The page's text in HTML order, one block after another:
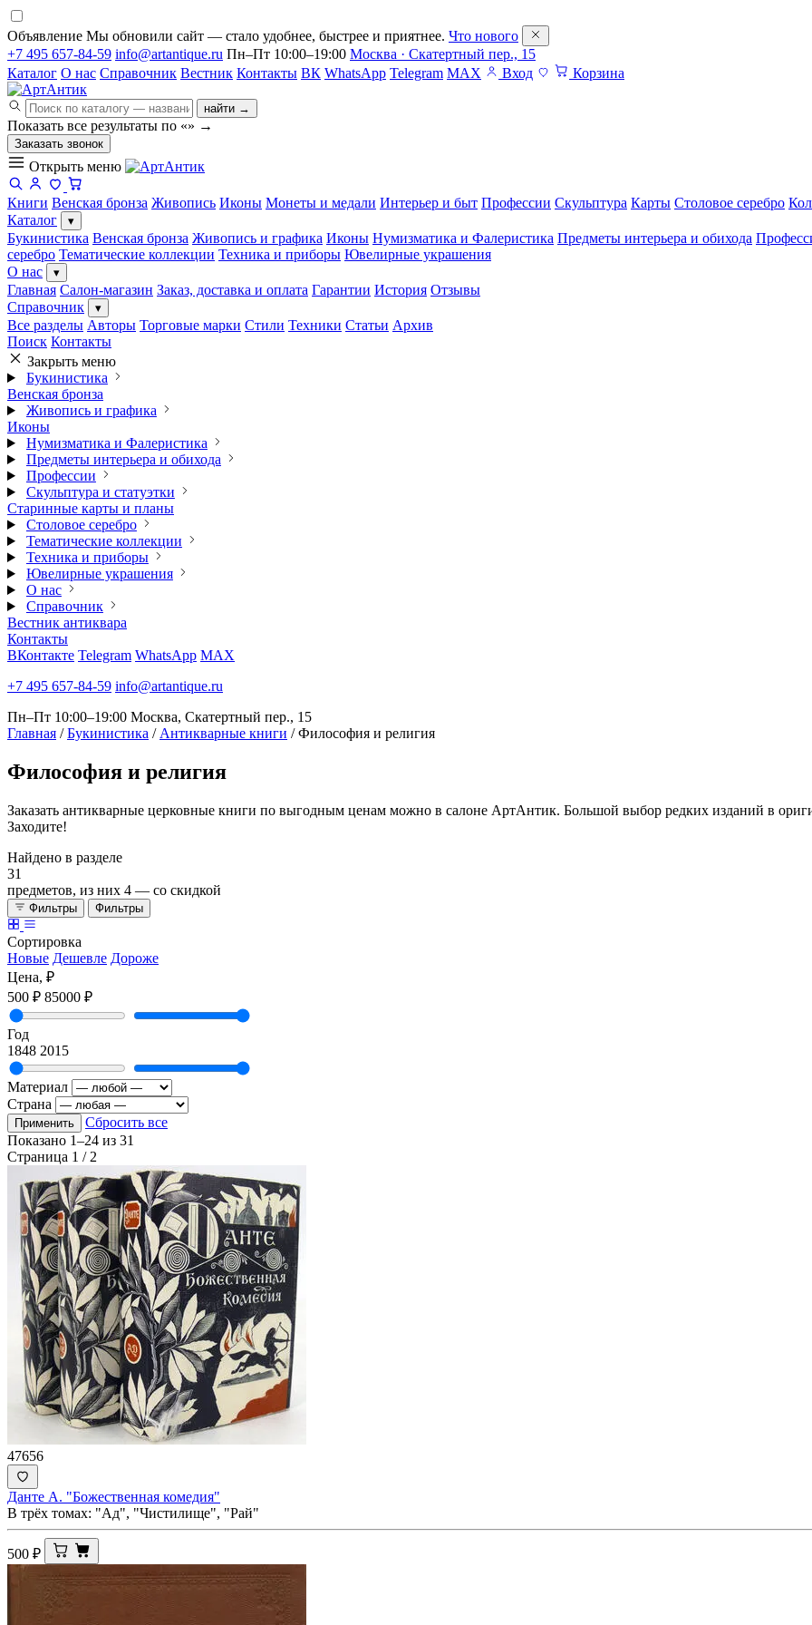
Объявление Мы обновили сайт — стало удобнее, быстрее и приятнее. Что нового
+7 495 657-84-59 info@artantique.ru Пн–Пт 10:00–19:00 Москва · Скатертный пер., 15
Каталог О нас Справочник Вестник Контакты ВК WhatsApp Telegram MAX Вход Корзина
найти →
Показать все результаты по «» →
Заказать звонок
Открыть меню
Книги Венская бронза Живопись Иконы Монеты и медали Интерьер и быт Профессии Скульптура Карты Столовое серебро
Каталог
▾
Букинистика Венская бронза Живопись и графика Иконы Нумизматика и Фалеристика Предметы интерьера и обихода
серебро Тематические коллекции Техника и приборы Ювелирные украшения
О нас
▾
Главная Салон-магазин Заказ, доставка и оплата Гарантии История Отзывы
Справочник
▾
Все разделы Авторы Торговые марки Стили Техники Статьи Архив
Поиск Контакты
Закрыть меню
Букинистика
Венская бронза
Живопись и графика
Иконы
Нумизматика и Фалеристика
Предметы интерьера и обихода
Профессии
Скульптура и статуэтки
Старинные карты и планы
Столовое серебро
Тематические коллекции
Техника и приборы
Ювелирные украшения
О нас
Справочник
Вестник антиквара
Контакты
ВКонтакте Telegram WhatsApp MAX
+7 495 657-84-59 info@artantique.ru
Пн–Пт 10:00–19:00 Москва, Скатертный пер., 15
Главная / Букинистика / Антикварные книги / Философия и религия
Философия и религия
Заказать антикварные церковные книги по выгодным ценам можно в салоне АртАнтик. Большой выбор редких изданий в
Заходите!
Найдено в разделе
31
предметов, из них 4 — со скидкой
Фильтры Фильтры
Сортировка
Новые Дешевле Дороже
Цена, ₽
500 ₽ 85000 ₽
Год
1848 2015
Материал
Страна
Применить
Сбросить все
Показано 1–24 из 31
Страница 1 / 2
47656
Данте А. "Божественная комедия"
В трёх томах: "Ад", "Чистилище", "Рай"
500 ₽